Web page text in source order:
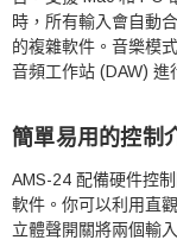
時，所有輸入會自動
的複雜軟件。音樂模
音頻工作站 (DAW) 進
簡單易用的控制
AMS-24 配備硬件控
軟件。你可以利用直
立體聲開關將兩個輸